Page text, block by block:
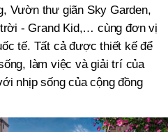
Vườn thư giãn Sky Garden,
- Grand Kid,… cùng đơn vị
tế. Tất cả được thiết kế để
làm việc và giải trí của
nhịp sống của cộng đồng